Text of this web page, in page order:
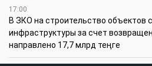
17:00
В ЗКО на строительство объектов
инфраструктуры за счет
направлено 17,7 млрд теңге